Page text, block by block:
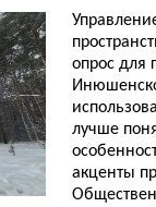
опрос для
лучше
акценты